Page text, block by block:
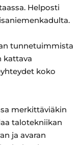
Helposti
tunnetuimmista
kattava
koko
merkittäviäkin
talotekniikan
ja avaran